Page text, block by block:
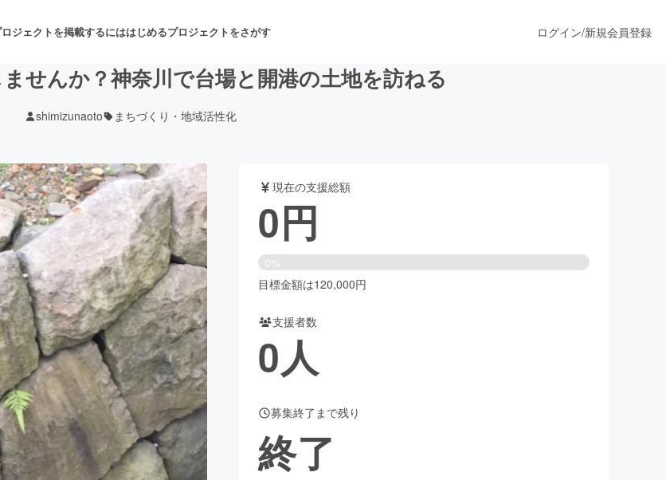
ジェクトを掲載するにははじめるプロジェクトをさがす
舞台・パフォーマンス
サービス開発 フード・飲食店
誌出版 アニメ・漫画
ジ ビューティー・ヘルスケア
CAMPFIRE for Social Good
CAMPFIRE Creation
CAMPFIREふるさと納税machi-ya コミュニティ
ログイン/新規会員登録
せんか？神奈川で台場と開港の土地を訪ねる
shimizunaoto まちづくり・地域活性化
現在の支援総額
0円
0%
目標金額は120,000円
支援者数
0人
募集終了まで残り
終了